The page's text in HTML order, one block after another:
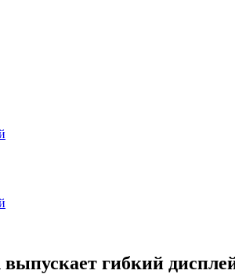
гибкий